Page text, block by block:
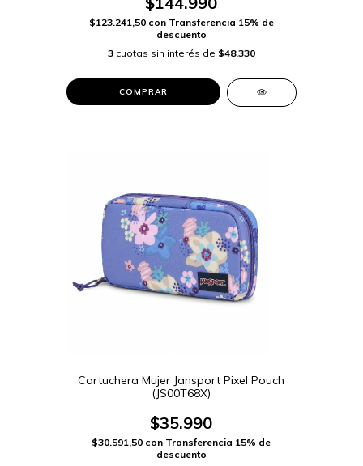
$123.241,50 con Transferencia 15% de
descuento
3 cuotas sin interés de $48.330
COMPRAR
Cartuchera Mujer Jansport Pixel Pouch
(JS00T68X)
$35.990
$30.591,50 con Transferencia 15% de
descuento